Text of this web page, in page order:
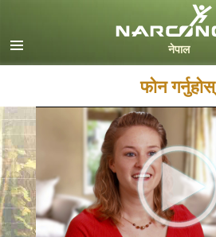
फोन गर्नुहोस्